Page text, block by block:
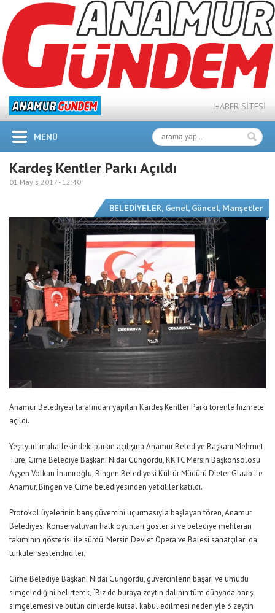
HABER SİTESİ
MENÜ
Kardeş Kentler Parkı Açıldı
01 Mayıs 2017 - 12:40
BELEDİYELER, Genel, Güncel, Manşetler
Anamur Belediyesi tarafından yapılan Kardeş Kentler Parkı törenle hizmete
açıldı.
Yeşilyurt mahallesindeki parkın açılışına Anamur Belediye Başkanı Mehmet
Türe, Girne Belediye Başkanı Nidai Güngördü, KKTC Mersin Başkonsolosu
Ayşen Volkan İnanıroğlu, Bingen Belediyesi Kültür Müdürü Dieter Glaab ile
Anamur, Bingen ve Girne belediyesinden yetkililer katıldı.
Protokol üyelerinin barış güvercini uçurmasıyla başlayan tören, Anamur
Belediyesi Konservatuvarı halk oyunları gösterisi ve belediye mehteran
takımının gösterisi ile sürdü. Mersin Devlet Opera ve Balesi sanatçıları da
türküler seslendirdiler.
Girne Belediye Başkanı Nidai Güngördü, güvercinlerin başarı ve umudu
simgelediğini belirterek, “Biz de buraya zeytin dalının tüm dünyada barışı
simgelemesi ve bütün dinlerde kutsal kabul edilmesi nedeniyle 3 zeytin